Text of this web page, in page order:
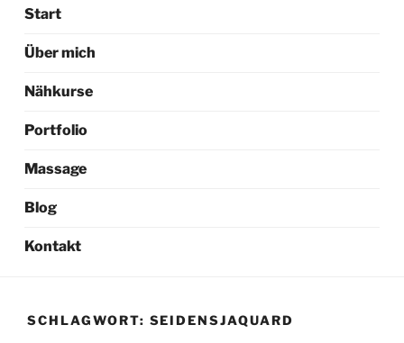
Start
Über mich
Nähkurse
Portfolio
Massage
Blog
Kontakt
SCHLAGWORT: SEIDENSJAQUARD